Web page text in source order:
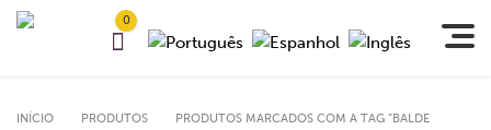
0
INÍCIO PRODUTOS
PRODUTOS MARCADOS COM A TAG “BALDE